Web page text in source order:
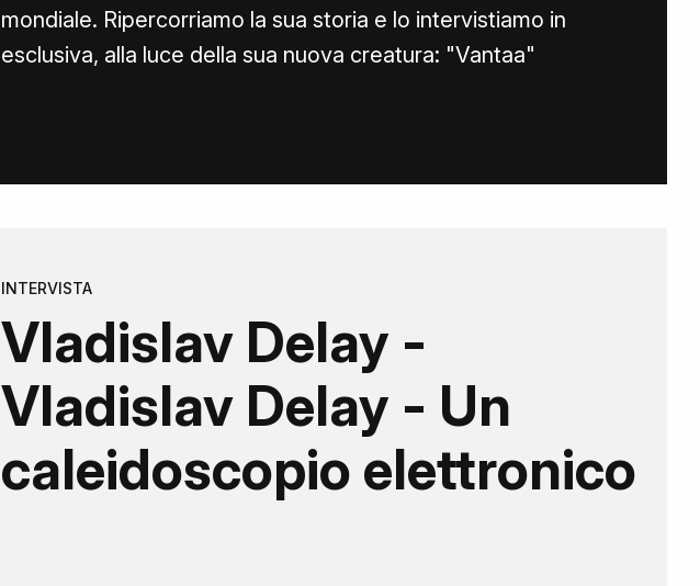
mondiale. Ripercorriamo la sua storia e lo intervistiamo in
esclusiva, alla luce della sua nuova creatura: "Vantaa"
INTERVISTA
Vladislav Delay -
Vladislav Delay - Un
caleidoscopio elettronico